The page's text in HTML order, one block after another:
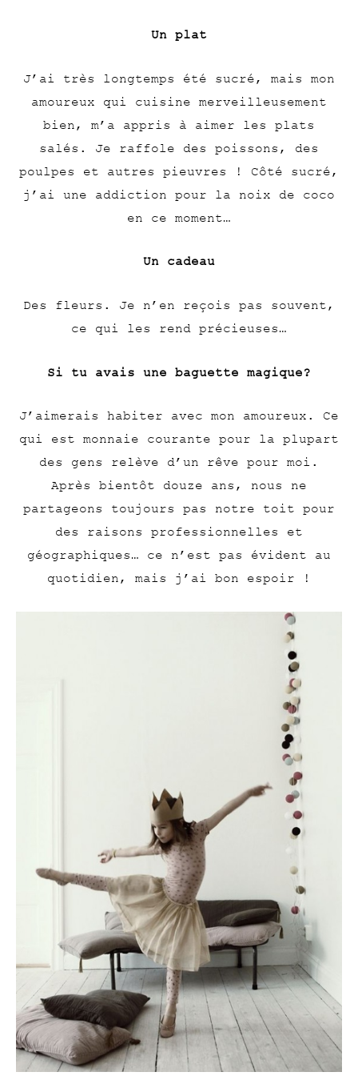
Un plat
J’ai très longtemps été sucré, mais mon
amoureux qui cuisine merveilleusement
bien, m’a appris à aimer les plats
salés. Je raffole des poissons, des
poulpes et autres pieuvres ! Côté sucré,
j’ai une addiction pour la noix de coco
en ce moment…
Un cadeau
Des fleurs. Je n’en reçois pas souvent,
ce qui les rend précieuses…
Si tu avais une baguette magique?
J’aimerais habiter avec mon amoureux. Ce
qui est monnaie courante pour la plupart
des gens relève d’un rêve pour moi.
Après bientôt douze ans, nous ne
partageons toujours pas notre toit pour
des raisons professionnelles et
géographiques… ce n’est pas évident au
quotidien, mais j’ai bon espoir !